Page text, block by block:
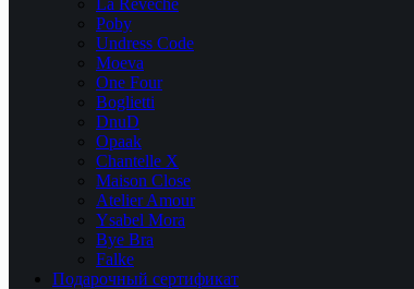
La Revêche
Poby
Undress Code
Moeva
One Four
Boglietti
DnuD
Opaak
Chantelle X
Maison Close
Atelier Amour
Ysabel Mora
Bye Bra
Falke
Подарочный сертификат